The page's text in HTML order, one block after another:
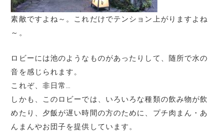
素敵ですよね～。これだけでテンション上がりますよね
～。
ロビーには池のようなものがあったりして、随所で水の
音を感じられます。
これぞ、非日常…
しかも、このロビーでは、いろいろな種類の飲み物が飲
めたり、夕飯が遅い時間の方のために、プチ肉まん・あ
んまんやお団子を提供しています。